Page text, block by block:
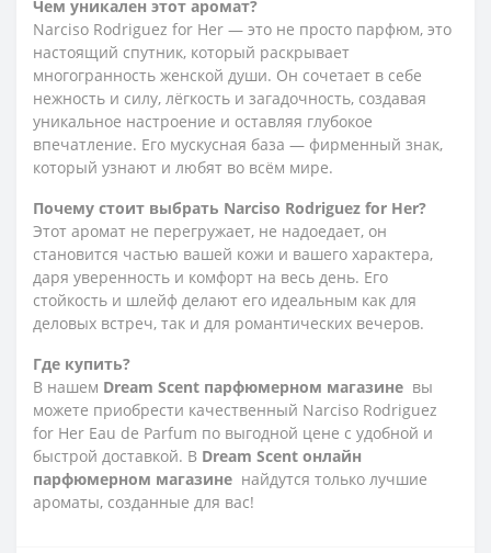
Чем уникален этот аромат?
Narciso Rodriguez for Her — это не просто парфюм, это
настоящий спутник, который раскрывает
многогранность женской души. Он сочетает в себе
нежность и силу, лёгкость и загадочность, создавая
уникальное настроение и оставляя глубокое
впечатление. Его мускусная база — фирменный знак,
который узнают и любят во всём мире.
Почему стоит выбрать Narciso Rodriguez for Her?
Этот аромат не перегружает, не надоедает, он
становится частью вашей кожи и вашего характера,
даря уверенность и комфорт на весь день. Его
стойкость и шлейф делают его идеальным как для
деловых встреч, так и для романтических вечеров.
Где купить?
В нашем Dream Scent парфюмерном магазине вы
можете приобрести качественный Narciso Rodriguez
for Her Eau de Parfum по выгодной цене с удобной и
быстрой доставкой. В Dream Scent онлайн
парфюмерном магазине найдутся только лучшие
ароматы, созданные для вас!